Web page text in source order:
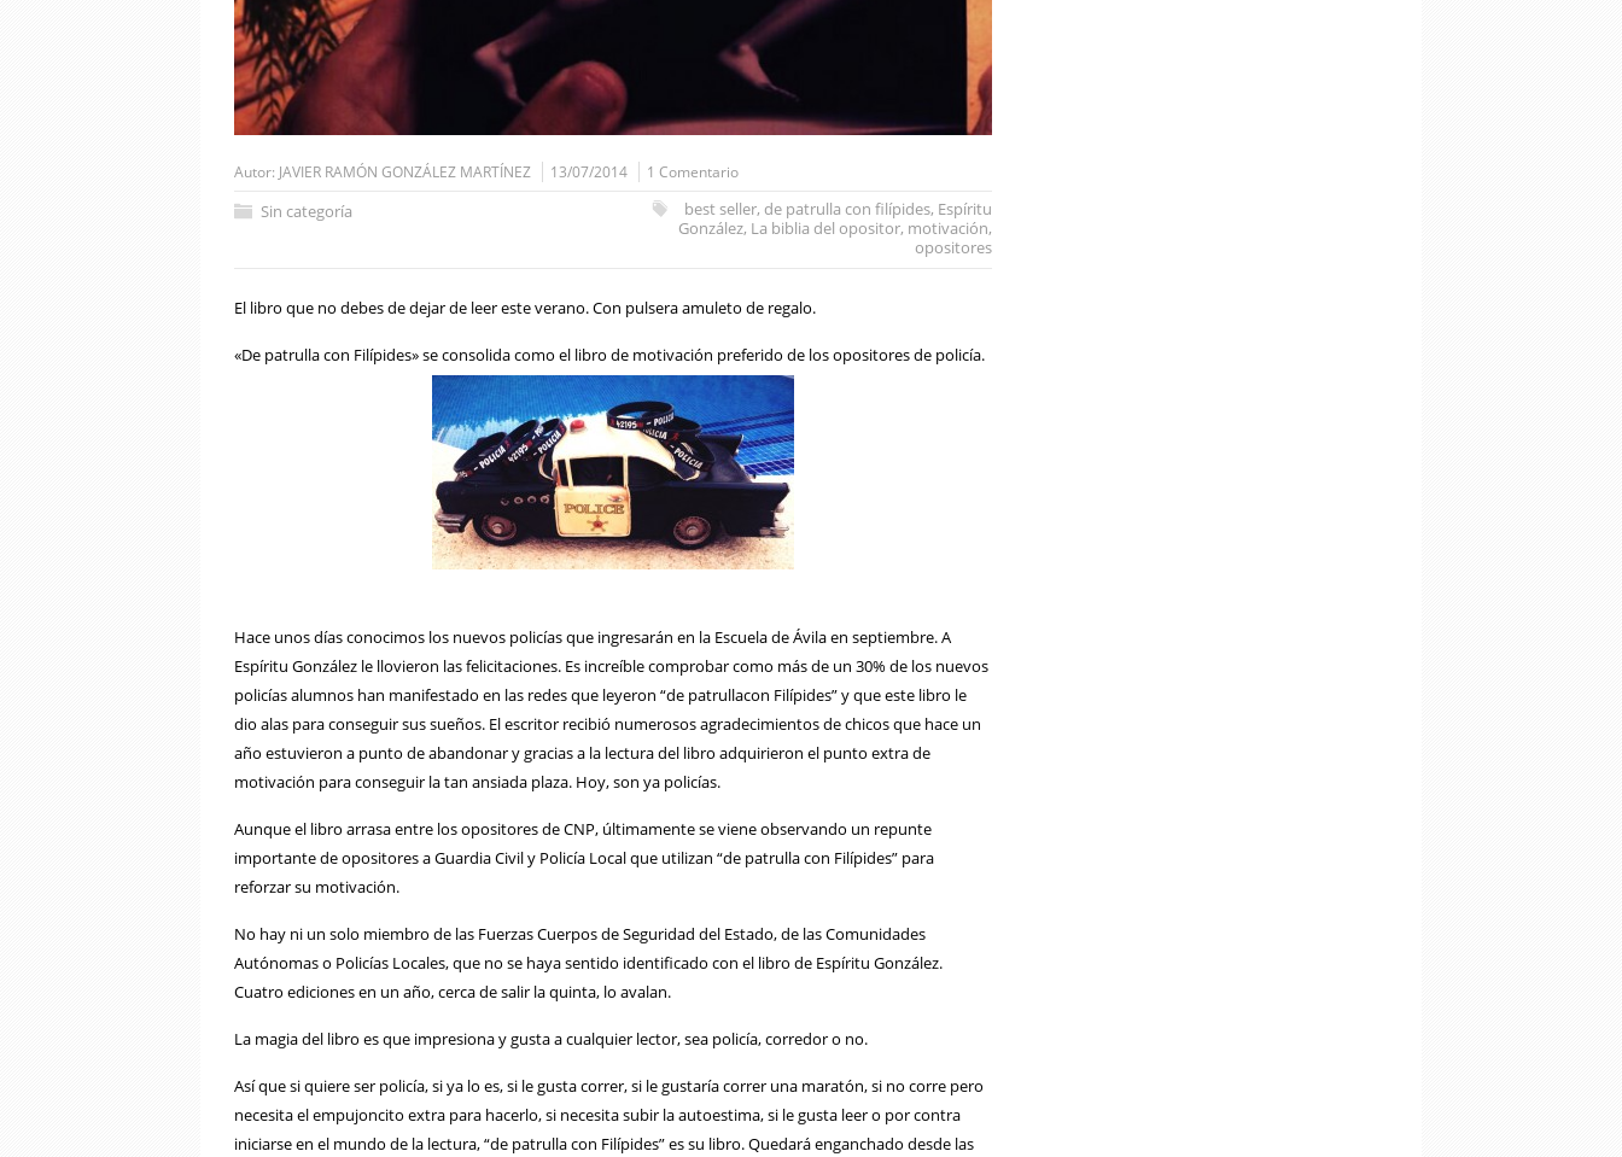
Autor: JAVIER RAMÓN GONZÁLEZ MARTÍNEZ 13/07/2014 1 Comentario
Sin categoría best seller, de patrulla con filípides, Espíritu
González, La biblia del opositor, motivación,
opositores
El libro que no debes de dejar de leer este verano. Con pulsera amuleto de regalo.
«De patrulla con Filípides» se consolida como el libro de motivación preferido de los opositores de policía.
Hace unos días conocimos los nuevos policías que ingresarán en la Escuela de Ávila en septiembre. A
Espíritu González le llovieron las felicitaciones. Es increíble comprobar como más de un 30% de los nuevos
policías alumnos han manifestado en las redes que leyeron “de patrullacon Filípides” y que este libro le
dio alas para conseguir sus sueños. El escritor recibió numerosos agradecimientos de chicos que hace un
año estuvieron a punto de abandonar y gracias a la lectura del libro adquirieron el punto extra de
motivación para conseguir la tan ansiada plaza. Hoy, son ya policías.
Aunque el libro arrasa entre los opositores de CNP, últimamente se viene observando un repunte
importante de opositores a Guardia Civil y Policía Local que utilizan “de patrulla con Filípides” para
reforzar su motivación.
No hay ni un solo miembro de las Fuerzas Cuerpos de Seguridad del Estado, de las Comunidades
Autónomas o Policías Locales, que no se haya sentido identificado con el libro de Espíritu González.
Cuatro ediciones en un año, cerca de salir la quinta, lo avalan.
La magia del libro es que impresiona y gusta a cualquier lector, sea policía, corredor o no.
Así que si quiere ser policía, si ya lo es, si le gusta correr, si le gustaría correr una maratón, si no corre pero
necesita el empujoncito extra para hacerlo, si necesita subir la autoestima, si le gusta leer o por contra
iniciarse en el mundo de la lectura, “de patrulla con Filípides” es su libro. Quedará enganchado desde las